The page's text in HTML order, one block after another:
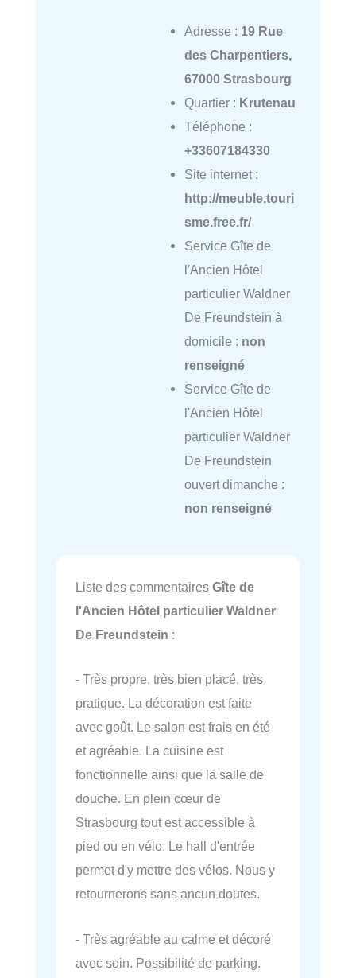
Adresse : 19 Rue
des Charpentiers,
67000 Strasbourg
Quartier : Krutenau
Téléphone :
+33607184330
Site internet :
http://meuble.touri
sme.free.fr/
Service Gîte de
l'Ancien Hôtel
particulier Waldner
De Freundstein à
domicile : non
renseigné
Service Gîte de
l'Ancien Hôtel
particulier Waldner
De Freundstein
ouvert dimanche :
non renseigné
Liste des commentaires Gîte de
l'Ancien Hôtel particulier Waldner
De Freundstein :
- Très propre, très bien placé, très
pratique. La décoration est faite
avec goût. Le salon est frais en été
et agréable. La cuisine est
fonctionnelle ainsi que la salle de
douche. En plein cœur de
Strasbourg tout est accessible à
pied ou en vélo. Le hall d'entrée
permet d'y mettre des vélos. Nous y
retournerons sans ancun doutes.
- Très agréable au calme et décoré
avec soin. Possibilité de parking.